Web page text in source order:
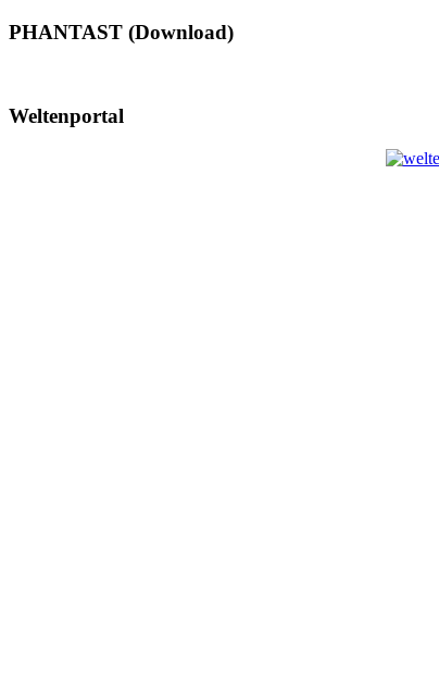
PHANTAST (Download)
Weltenportal